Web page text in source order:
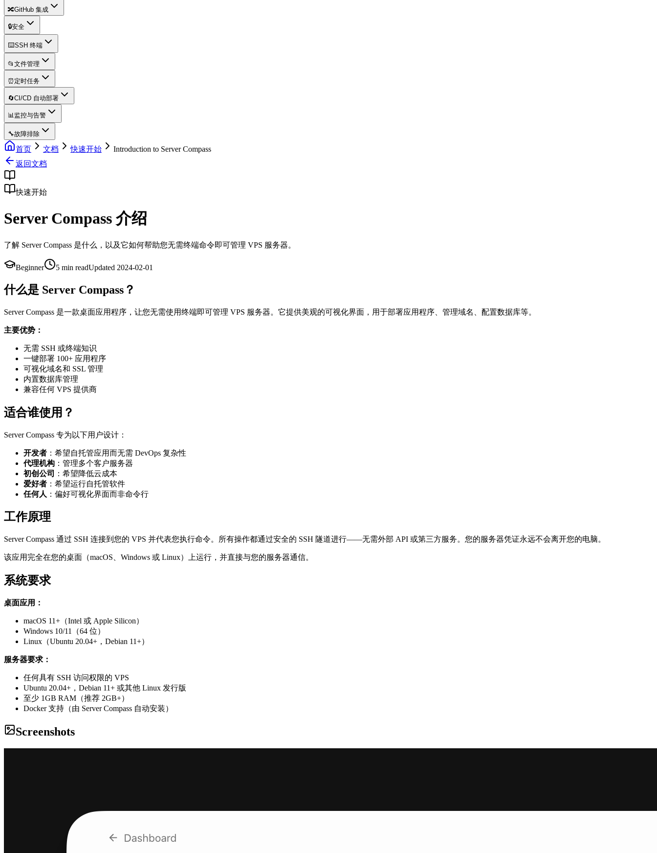
🔀GitHub 集成
🔒安全
⌨️SSH 终端
📂 文件管理
⏰ 定时任务
🔄CI/CD 自动部署
📊监控与告警
🔧故障排除
首页 文档 快速开始
Introduction to Server Compass
返回文档
快速开始
Server Compass 介绍
了解 Server Compass 是什么，以及它如何帮助您无需终端命令即可管理 VPS 服务器。
Beginner 5 min readUpdated 2024-02-01
什么是 Server Compass？
Server Compass 是一款桌面应用程序，让您无需使用终端即可管理 VPS 服务器。它提供美观的可视化界面，用于部署应用程序、管理域名、配置数据库等。
主要优势：
无需 SSH 或终端知识
一键部署 100+ 应用程序
可视化域名和 SSL 管理
内置数据库管理
兼容任何 VPS 提供商
适合谁使用？
Server Compass 专为以下用户设计：
开发者 ：希望自托管应用而无需 DevOps 复杂性
代理机构 ：管理多个客户服务器
初创公司
：希望降低云成本
爱好者 ：希望运行自托管软件
任何人 ：偏好可视化界面而非命令行
工作原理
Server Compass 通过 SSH 连接到您的 VPS 并代表您执行命令。所有操作都通过安全的 SSH 隧道进行——无需外部 API 或第三方服务。您的服务器凭证永远不会离开您的电脑。
该应用完全在您的桌面（macOS、Windows 或 Linux）上运行，并直接与您的服务器通信。
系统要求
桌面应用：
macOS 11+（Intel 或 Apple Silicon）
Windows 10/11（64 位）
Linux（Ubuntu 20.04+，Debian 11+）
服务器要求：
任何具有 SSH 访问权限的 VPS
Ubuntu 20.04+，Debian 11+ 或其他 Linux 发行版
至少 1GB RAM（推荐 2GB+）
Docker 支持（由 Server Compass 自动安装）
Screenshots